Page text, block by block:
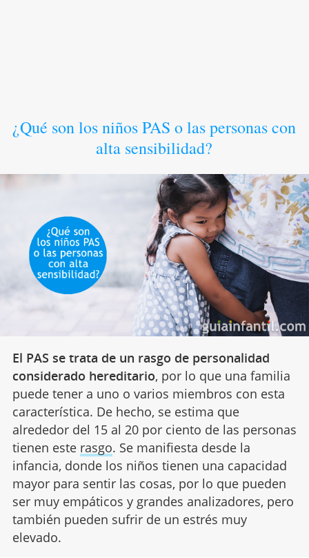
¿Qué son los niños PAS o las personas con
alta sensibilidad?
El PAS se trata de un rasgo de personalidad
considerado hereditario, por lo que una familia
puede tener a uno o varios miembros con esta
característica. De hecho, se estima que
alrededor del 15 al 20 por ciento de las personas
tienen este rasgo. Se manifiesta desde la
infancia, donde los niños tienen una capacidad
mayor para sentir las cosas, por lo que pueden
ser muy empáticos y grandes analizadores, pero
también pueden sufrir de un estrés muy
elevado.